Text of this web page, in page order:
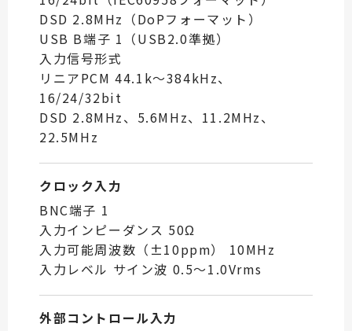
DSD 2.8MHz（DoPフォーマット）
USB B端子 1（USB2.0準拠）
入力信号形式
リニアPCM 44.1k〜384kHz、
16/24/32bit
DSD 2.8MHz、5.6MHz、11.2MHz、
22.5MHz
クロック入力
BNC端子 1
入力インピーダンス 50Ω
入力可能周波数（±10ppm） 10MHz
入力レベル サイン波 0.5〜1.0Vrms
外部コントロール入力